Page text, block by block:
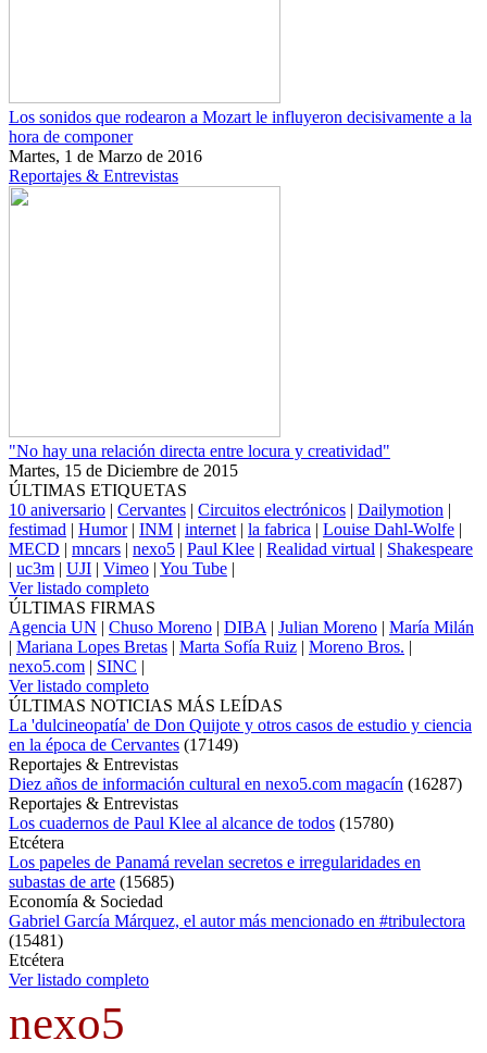
Los sonidos que rodearon a Mozart le influyeron decisivamente a la
hora de componer
Martes, 1 de Marzo de 2016
Reportajes & Entrevistas
"No hay una relación directa entre locura y creatividad"
Martes, 15 de Diciembre de 2015
ÚLTIMAS ETIQUETAS
10 aniversario | Cervantes | Circuitos electrónicos | Dailymotion |
festimad | Humor| INM | internet | la fabrica | Louise Dahl-Wolfe |
MECD | mncars | nexo5 | Paul Klee | Realidad virtual | Shakespeare
| uc3m | UJI | Vimeo | You Tube |
Ver listado completo
ÚLTIMAS FIRMAS
Agencia UN | Chuso Moreno | DIBA | Julian Moreno | María Milán
| Mariana Lopes Bretas | Marta Sofía Ruiz | Moreno Bros. |
nexo5.com | SINC |
Ver listado completo
ÚLTIMAS NOTICIAS MÁS LEÍDAS
La 'dulcineopatía' de Don Quijote y otros casos de estudio y ciencia
en la época de Cervantes (17149)
Reportajes & Entrevistas
Diez años de información cultural en nexo5.com magacín (16287)
Reportajes & Entrevistas
Los cuadernos de Paul Klee al alcance de todos (15780)
Etcétera
Los papeles de Panamá revelan secretos e irregularidades en
subastas de arte (15685)
Economía & Sociedad
Gabriel García Márquez, el autor más mencionado en #tribulectora
(15481)
Etcétera
Ver listado completo
nexo5